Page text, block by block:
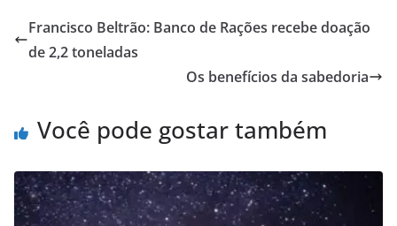
Francisco Beltrão: Banco de Rações recebe doação
de 2,2 toneladas
Os benefícios da sabedoria
Você pode gostar também